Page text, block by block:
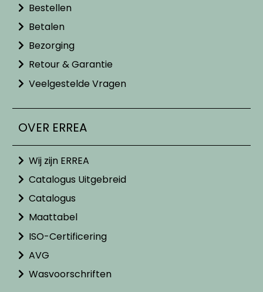
Bestellen
Betalen
Bezorging
Retour & Garantie
Veelgestelde Vragen
OVER ERREA
Wij zijn ERREA
Catalogus Uitgebreid
Catalogus
Maattabel
ISO-Certificering
AVG
Wasvoorschriften